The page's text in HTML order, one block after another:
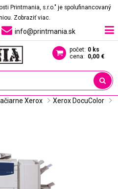
Printmania, s.r.o." je spolufinancovaný
Zobraziť viac.
info@printmania.sk
počet: 0 ks
cena: 0,00 €
Xerox
Xerox DocuColor